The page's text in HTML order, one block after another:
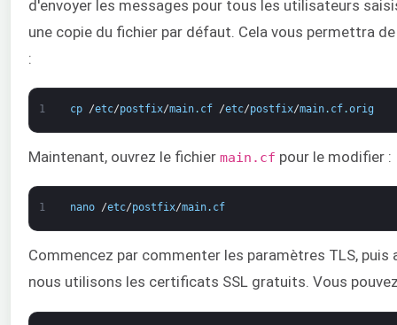
d'envoyer les messages pour tous les utilisateurs
une copie du fichier par défaut. Cela vous permettra
:
1 cp /etc/postfix/main. cf /etc/postfix/main. cf.orig
Maintenant, ouvrez le fichier main.cf pour le modifier :
1 nano /etc/postfix/main. cf
Commencez par commenter les paramètres TLS,
nous utilisons les certificats SSL gratuits. Vous